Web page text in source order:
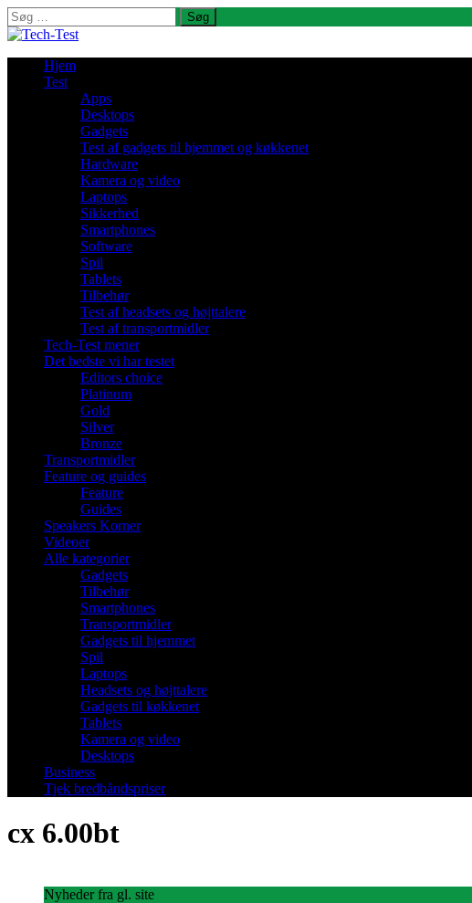
Søg
efter:
Hjem
Test
Apps
Desktops
Gadgets
Test af gadgets til hjemmet og køkkenet
Hardware
Kamera og video
Laptops
Sikkerhed
Smartphones
Software
Spil
Tablets
Tilbehør
Test af headsets og højttalere
Test af transportmidler
Tech-Test mener
Det bedste vi har testet
Editors choice
Platinum
Gold
Silver
Bronze
Transportmidler
Feature og guides
Feature
Guides
Speakers Korner
Videoer
Alle kategorier
Gadgets
Tilbehør
Smartphones
Transportmidler
Gadgets til hjemmet
Spil
Laptops
Headsets og højttalere
Gadgets til køkkenet
Tablets
Kamera og video
Desktops
Business
Tjek bredbåndspriser
cx 6.00bt
Nyheder fra gl. site